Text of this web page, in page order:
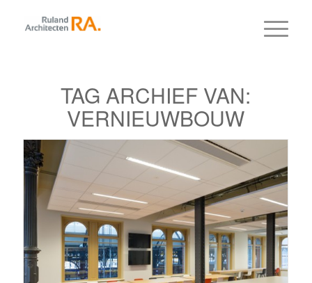
TAG ARCHIEF VAN:
VERNIEUWBOUW